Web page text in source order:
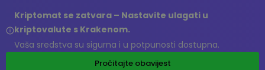
Kriptomat se zatvara – Nastavite ulagati u
kriptovalute s Krakenom.
Vaša sredstva su sigurna i u potpunosti dostupna.
Pročitajte obavijest